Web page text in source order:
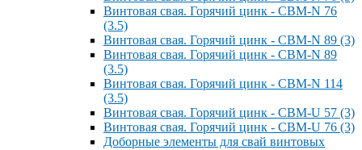
Винтовая свая. Горячий цинк - СВМ-N 76
(3.5)
Винтовая свая. Горячий цинк - СВМ-N 89 (3)
Винтовая свая. Горячий цинк - СВМ-N 89
(3.5)
Винтовая свая. Горячий цинк - СВМ-N 114
(3.5)
Винтовая свая. Горячий цинк - СВМ-U 57 (3)
Винтовая свая. Горячий цинк - СВМ-U 76 (3)
Доборные элементы для свай винтовых